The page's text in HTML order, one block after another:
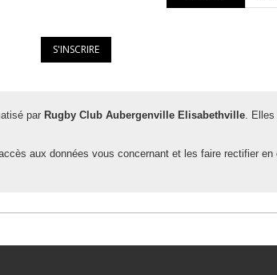
par Rugby Club Aubergenville Elisabethville. Elles
aux données vous concernant et les faire rectifier en